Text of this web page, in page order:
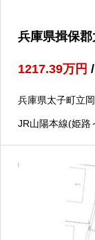
兵庫県揖保
1217.39万円
兵庫県太子町立岡
JR山陽本線(姫路